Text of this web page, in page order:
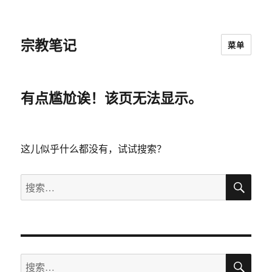
宗教笔记 菜单
有点尴尬诶！该页无法显示。
这儿似乎什么都没有，试试搜索？
搜
索：
搜
搜 搜